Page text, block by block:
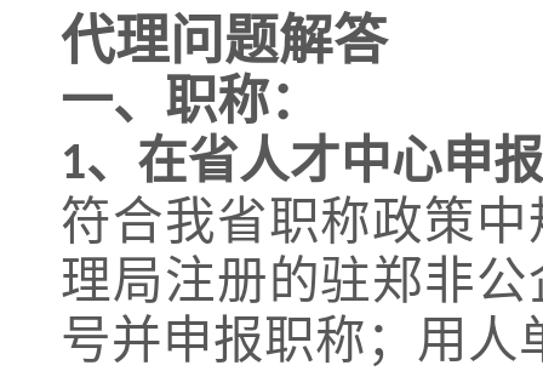
代理问题解答
一、职称：
1、 在省人才中心申
符合我省职称政策
理局注册的驻郑非
号并申报职称；用人